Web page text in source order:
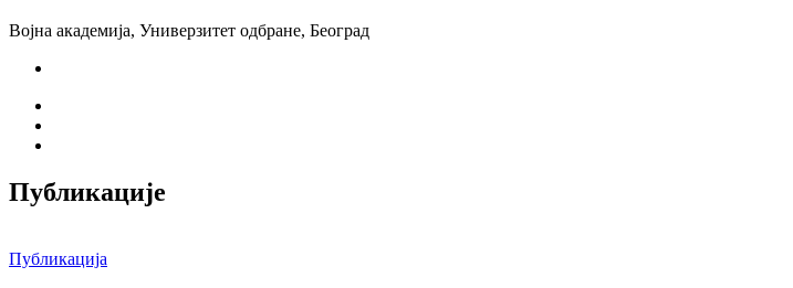
Војна академија, Универзитет одбране, Београд
Публикације
Публикација